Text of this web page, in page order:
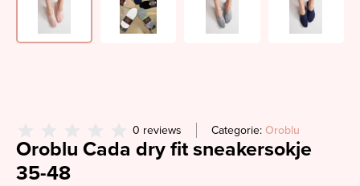
0 reviews Categorie: Oroblu
Oroblu Cada dry fit sneakersokje
35-48